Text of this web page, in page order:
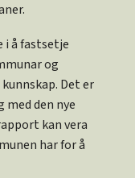
i å fastsetje
og
Det er
den nye
kan vera
har for å